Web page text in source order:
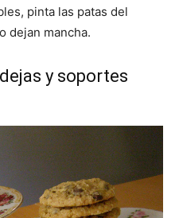
pinta las patas del
dejan mancha.
y soportes